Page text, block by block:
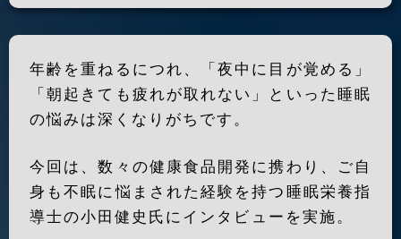
年齢を重ねるにつれ、「夜中に目が覚める」
「朝起きても疲れが取れない」といった睡眠
の悩みは深くなりがちです。
今回は、数々の健康食品開発に携わり、ご自
身も不眠に悩まされた経験を持つ睡眠栄養指
導士の小田健史氏にインタビューを実施。